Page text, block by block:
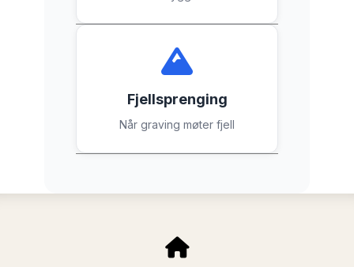
Fjellsprenging
Når graving møter fjell